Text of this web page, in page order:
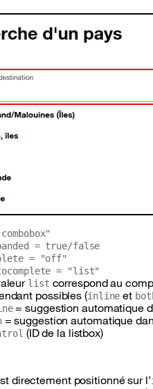
= true/false
= "off"
= "list"
list correspond au
possibles (inline et
= suggestion automatique
= suggestion automatique
(IDde la listbox)
directement positionné sur l’